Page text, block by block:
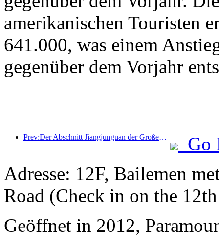
amerikanischen Touristen
641.000, was einem
gegenüber dem Vorjahr
Prev:Der Abschnitt Jiangjunguan der Großen Mauer im Bezirk Pinggu in Peking soll voraussichtlich bereits Ende 2026 für die Öffentlichkeit zugänglich gemacht werden.
Go
Adresse: 12F, Bailemen
Road (Check in on the
Geöffnet in 2012,